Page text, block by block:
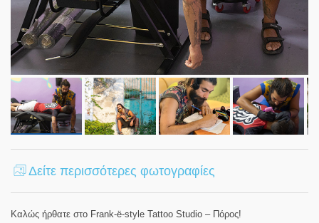
Δείτε περισσότερες φωτογραφίες
Καλώς ήρθατε στο Frank-ë-style Tattoo Studio – Πόρος!